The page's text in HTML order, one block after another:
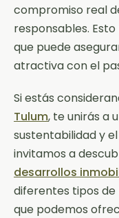
compromiso real
responsables.
que puede
atractiva con el
Si estás
Tulum, te unirás a
sustentabilidad y
invitamos a
desarrollos
diferentes tipos de
que podemos